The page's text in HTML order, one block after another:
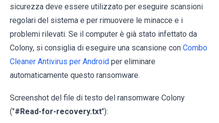
sicurezza deve essere utilizzato per eseguire scansioni
regolari del sistema e per rimuovere le minacce e i
problemi rilevati. Se il computer è già stato infettato da
Colony, si consiglia di eseguire una scansione con Combo
Cleaner Antivirus per Android per eliminare
automaticamente questo ransomware.
Screenshot del file di testo del ransomware Colony
("#Read-for-recovery.txt"):